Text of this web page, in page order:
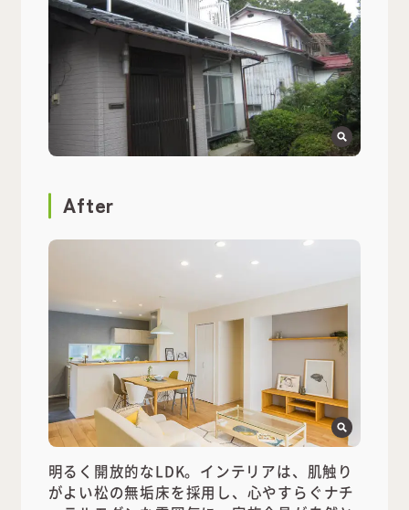
After
明るく開放的なLDK。インテリアは、肌触り
がよい松の無垢床を採用し、心やすらぐナチ